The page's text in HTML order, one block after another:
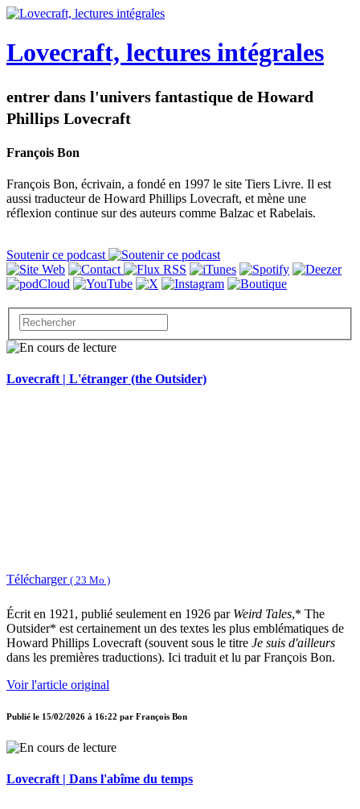
Lovecraft, lectures intégrales
entrer dans l'univers fantastique de Howard
Phillips Lovecraft
François Bon
François Bon, écrivain, a fondé en 1997 le site Tiers Livre. Il est
aussi traducteur de Howard Phillips Lovecraft, et mène une
réflexion continue sur des auteurs comme Balzac et Rabelais.
Soutenir ce podcast
Lovecraft | L'étranger (the Outsider)
Télécharger ( 23 Mo )
Écrit en 1921, publié seulement en 1926 par Weird Tales,* The
Outsider* est certainement un des textes les plus emblématiques de
Howard Phillips Lovecraft (souvent sous le titre Je suis d'ailleurs
dans les premières traductions). Ici traduit et lu par François Bon.
Voir l'article original
Publié le 15/02/2026 à 16:22 par François Bon
Lovecraft | Dans l'abîme du temps